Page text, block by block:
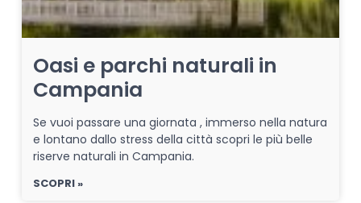
Oasi e parchi naturali in
Campania
Se vuoi passare una giornata , immerso nella natura
e lontano dallo stress della città scopri le più belle
riserve naturali in Campania.
SCOPRI »